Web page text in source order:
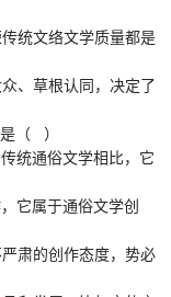
统文络文学质量都是
、草根认同，决定了
（ ）
统通俗文学相比，它
它属于通俗文学创
肃的创作态度，势必